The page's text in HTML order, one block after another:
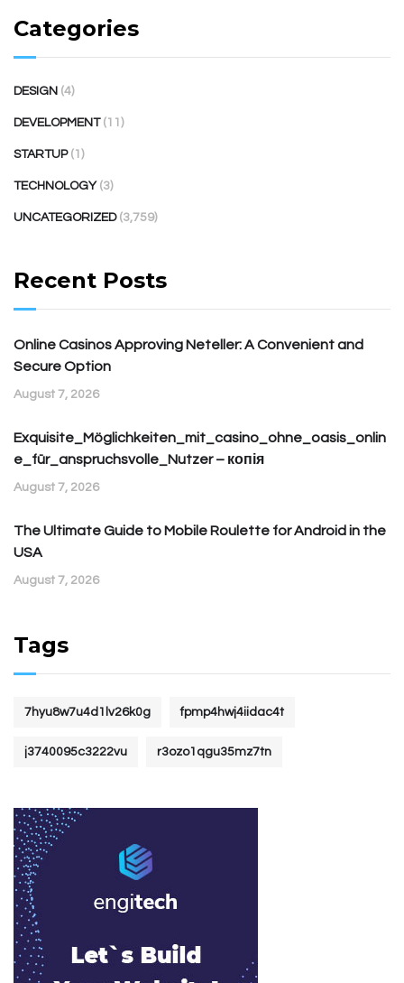
Categories
DESIGN (4)
DEVELOPMENT (11)
STARTUP (1)
TECHNOLOGY (3)
UNCATEGORIZED (3,759)
Recent Posts
Online Casinos Approving Neteller: A Convenient and
Secure Option
August 7, 2026
Exquisite_Möglichkeiten_mit_casino_ohne_oasis_onlin
e_für_anspruchsvolle_Nutzer – копія
August 7, 2026
The Ultimate Guide to Mobile Roulette for Android in the
USA
August 7, 2026
Tags
7hyu8w7u4d1lv26k0g fpmp4hwj4iidac4t
j3740095c3222vu r3ozo1qgu35mz7tn